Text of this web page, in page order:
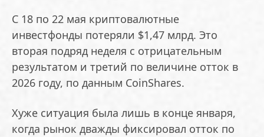
С 18 по 22 мая криптовалютные
инвестфонды потеряли $1,47 млрд. Это
вторая подряд неделя с отрицательным
результатом и третий по величине отток в
2026 году, по данным CoinShares.
Хуже ситуация была лишь в конце января,
когда рынок дважды фиксировал отток по